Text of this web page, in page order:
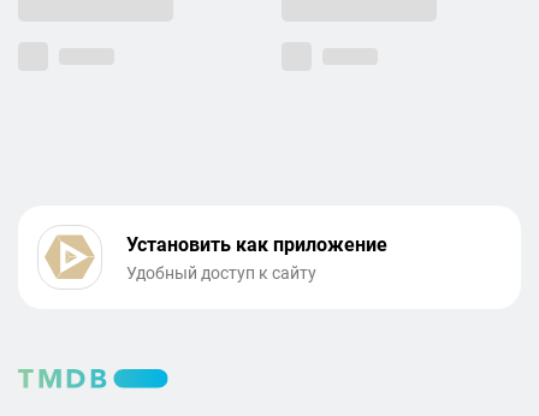
Установить как приложение
Удобный доступ к сайту